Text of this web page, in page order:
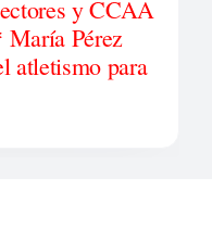
y CCAA
María Pérez
atletismo para